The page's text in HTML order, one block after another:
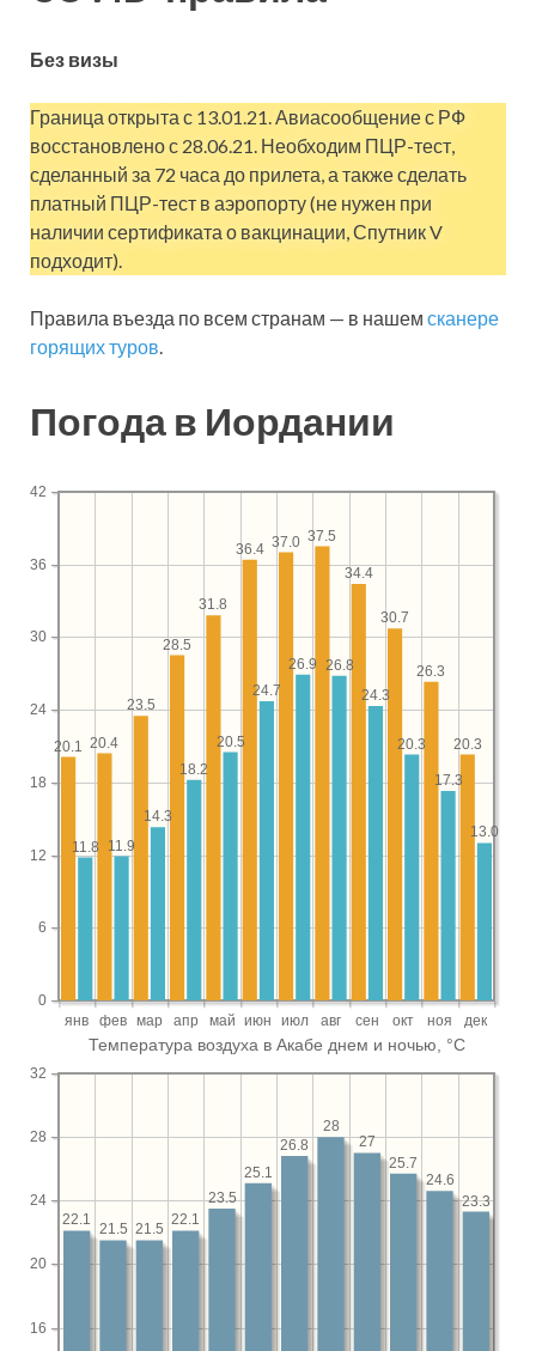
Без визы
Граница открыта с 13.01.21. Авиасообщение с РФ
восстановлено с 28.06.21. Необходим ПЦР-тест,
сделанный за 72 часа до прилета, а также сделать
платный ПЦР-тест в аэропорту (не нужен при
наличии сертификата о вакцинации, Спутник V
подходит).
Правила въезда по всем странам — в нашем сканере
горящих туров.
Погода в Иордании